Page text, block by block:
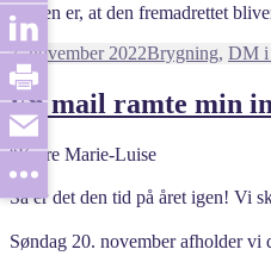
Planen er, at den fremadrettet
Udgivet
i
7. november 2022Kategorier
Brygning, DM i
En mail ramte min
“Kære Marie-Luise
Så er det den tid på året igen! Vi
Søndag 20. november afholder